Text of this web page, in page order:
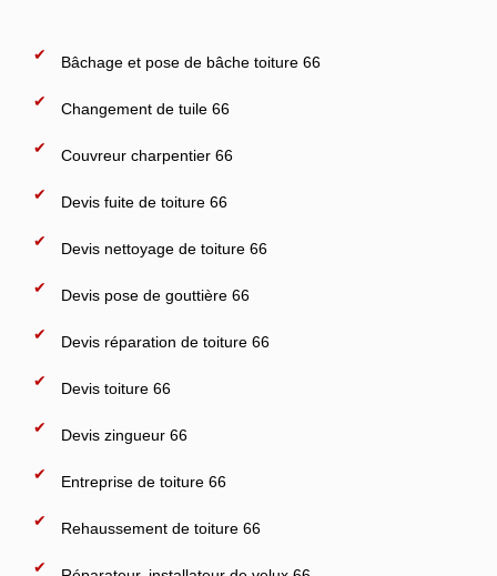
Bâchage et pose de bâche toiture 66
Changement de tuile 66
Couvreur charpentier 66
Devis fuite de toiture 66
Devis nettoyage de toiture 66
Devis pose de gouttière 66
Devis réparation de toiture 66
Devis toiture 66
Devis zingueur 66
Entreprise de toiture 66
Rehaussement de toiture 66